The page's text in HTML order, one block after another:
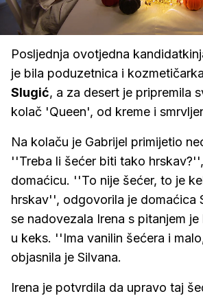
Upali
zvuk
Loaded
29.94%
Posljednja ovotjedna
je bila poduzetnica i kozmetičarka
Slugić, a za desert je pripremila
kolač 'Queen', od kreme i
Na kolaču je Gabrijel primijetio
''Treba li šećer biti tako
domaćicu. ''To nije šećer, to je
hrskav'', odgovorila je domaćica
se nadovezala Irena s pitanjem
u keks. ''Ima vanilin šećera i
objasnila je Silvana.
Irena je potvrdila da upravo taj